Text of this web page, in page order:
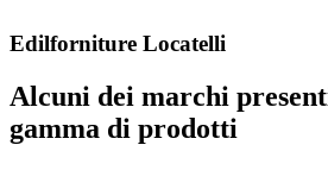
Edilforniture Locatelli
Alcuni dei marchi
gamma di prodotti